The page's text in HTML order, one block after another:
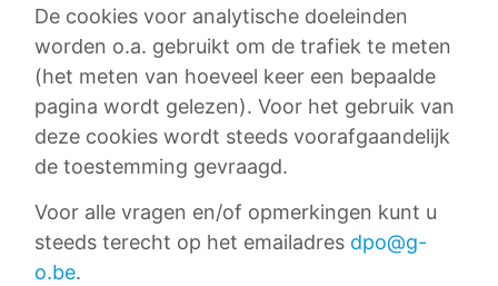
De cookies voor analytische doeleinden
worden o.a. gebruikt om de trafiek te meten
(het meten van hoeveel keer een bepaalde
pagina wordt gelezen). Voor het gebruik van
deze cookies wordt steeds voorafgaandelijk
de toestemming gevraagd.
Voor alle vragen en/of opmerkingen kunt u
steeds terecht op het emailadres dpo@g-
o.be.